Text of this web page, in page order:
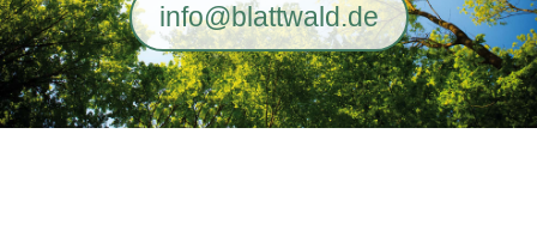
info@blattwald.de